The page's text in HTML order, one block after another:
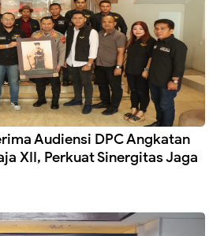
Audiensi DPC Angkatan
XII, Perkuat Sinergitas Jaga